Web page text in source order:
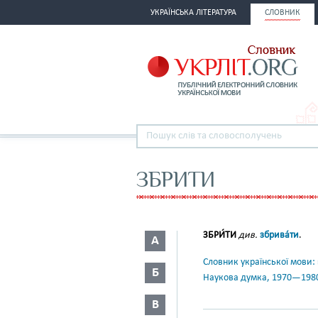
УКРАЇНСЬКА ЛІТЕРАТУРА СЛОВНИК
ЗБРИТИ
А
Б
В
ЗБРИ́ТИ див. збрива́ти.
Словник української
Наукова думка,